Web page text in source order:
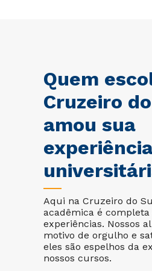
Quem
Cruzeiro
amou sua
Aqui na Cruzeiro do
acadêmica é
experiências. Nossos
motivo de orgulho e
eles são espelhos da
nossos cursos.